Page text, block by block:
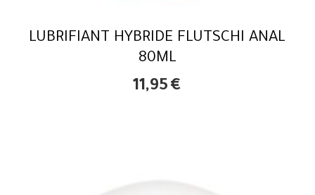
LUBRIFIANT HYBRIDE FLUTSCHI ANAL
80ML
11,95 €